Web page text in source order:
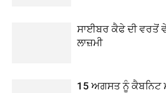
ਸਾਈਬਰ ਕੈਫੇ ਦੀ ਵਰਤੋਂ
ਲਾਜ਼ਮੀ
15 ਅਗਸਤ ਨੂੰ ਕੈਬਨਿਟ